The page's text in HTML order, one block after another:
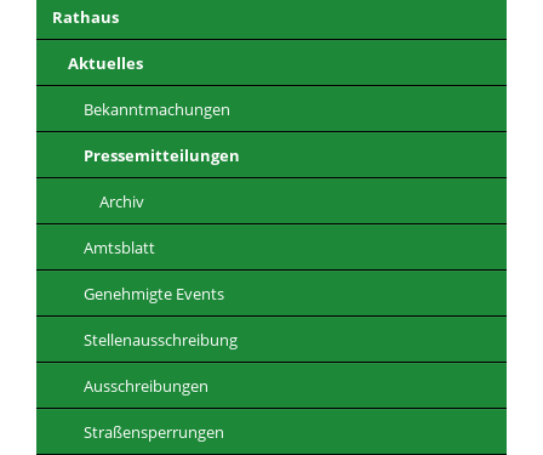
DE EN CZ PL
Rathaus
Aktuelles
Bekanntmachungen
Pressemitteilungen
Archiv
Amtsblatt
Genehmigte Events
Stellenausschreibung
Ausschreibungen
Straßensperrungen